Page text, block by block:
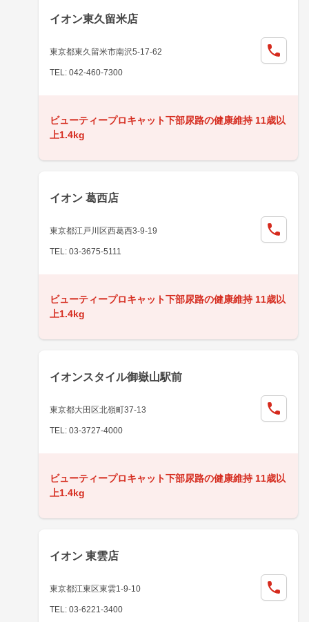
イオン東久留米店
東京都東久留米市南沢5-17-62
TEL: 042-460-7300
ビューティープロキャット下部尿路の健康維持 11歳以
上1.4kg
イオン 葛西店
東京都江戸川区西葛西3-9-19
TEL: 03-3675-5111
ビューティープロキャット下部尿路の健康維持 11歳以
上1.4kg
イオンスタイル御嶽山駅前
東京都大田区北嶺町37-13
TEL: 03-3727-4000
ビューティープロキャット下部尿路の健康維持 11歳以
上1.4kg
イオン 東雲店
東京都江東区東雲1-9-10
TEL: 03-6221-3400